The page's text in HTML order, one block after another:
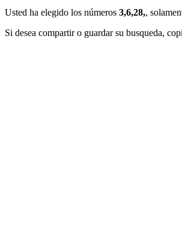
Usted ha elegido los números 3,6,28,,
Si desea compartir o guardar su busqueda,